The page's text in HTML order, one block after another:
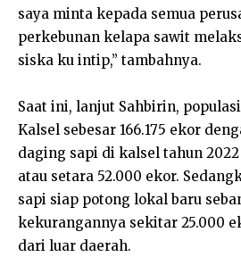
saya minta kepada semua
perkebunan kelapa sawit
siska ku intip,” tambahnya.
Saat ini, lanjut Sahbirin,
Kalsel sebesar 166.175 ekor
daging sapi di kalsel tahun 2022
atau setara 52.000 ekor.
sapi siap potong lokal baru
kekurangannya sekitar 25.000
dari luar daerah.